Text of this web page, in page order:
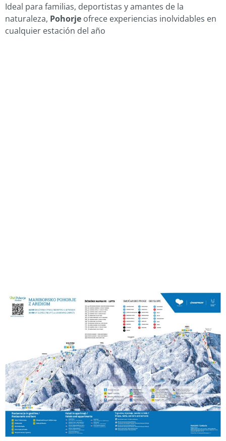
Ideal para familias, deportistas y amantes de la
naturaleza, Pohorje ofrece experiencias inolvidables en
cualquier estación del año